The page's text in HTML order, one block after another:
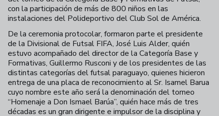
con la participación de más de 800 niños en las
instalaciones del Polideportivo del Club Sol de América.
De la ceremonia protocolar, formaron parte el presidente
de la Divisional de Futsal FIFA, José Luis Alder, quién
estuvo acompañado del director de la Categoría Base y
Formativas, Guillermo Rusconi y de los presidentes de las
distintas categorías del futsal paraguayo, quienes hicieron
entrega de una placa de reconocimiento al Sr. Isamel Barua
cuyo nombre este año será la denominación del torneo
“Homenaje a Don Ismael Barúa”, quién hace más de tres
décadas es un gran dirigente e impulsor de la disciplina y